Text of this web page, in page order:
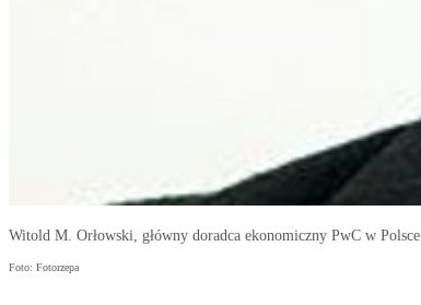
Witold M. Orłowski, główny doradca ekonomiczny PwC w Polsce
Foto: Fotorzepa